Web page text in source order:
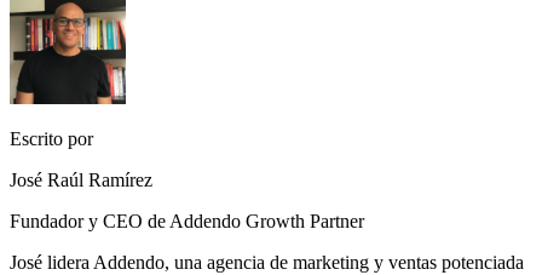
Escrito por
José Raúl Ramírez
Fundador y CEO de Addendo Growth Partner
José lidera Addendo, una agencia de marketing y ventas potenciada